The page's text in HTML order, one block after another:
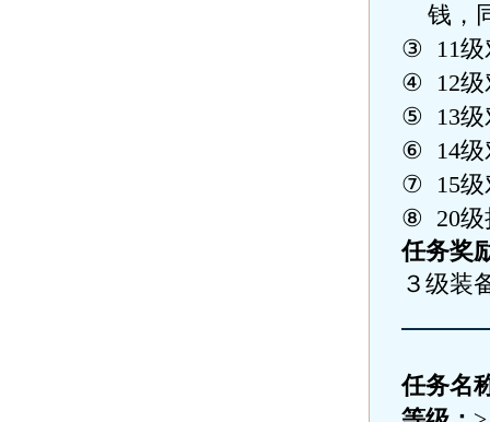
钱，
③
11级
④
12级
⑤
13级
⑥
14级
⑦
15级
⑧ 20级
任务奖
３级
任务名